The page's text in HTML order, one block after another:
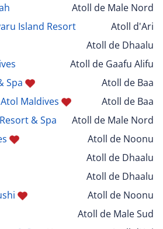
Atoll de Male Nord
Island Resort
Atoll d'Ari
Atoll de Dhaalu
Atoll de Gaafu Alifu
Spa
Atoll de Baa
Maldives
Atoll de Baa
& Spa
Atoll de Male Nord
Atoll de Noonu
Atoll de Dhaalu
Atoll de Dhaalu
Atoll de Noonu
Atoll de Male Sud